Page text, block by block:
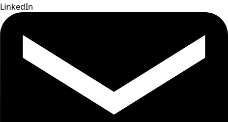
LinkedIn